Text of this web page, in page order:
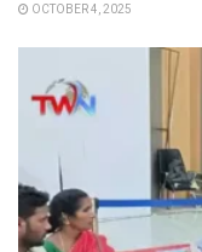
OCTOBER 4, 2025